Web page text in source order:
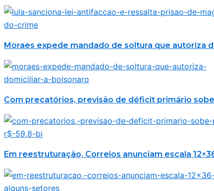
Moraes expede mandado de soltura que autoriza
Com precatórios, previsão de déficit primário sobe
Em reestruturação, Correios anunciam escala